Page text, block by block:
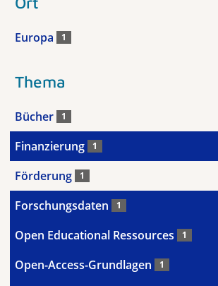
Europa 1
Thema
Bücher 1
Finanzierung 1
Förderung 1
Forschungsdaten 1
Open Educational Ressources 1
Open-Access-Grundlagen 1